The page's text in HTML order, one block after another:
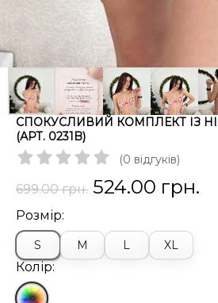
СПОКУСЛИВИЙ КОМПЛЕКТ ІЗ
(АРТ. 0231B)
(0 відгуків)
699.00 грн. 524.00 грн.
Розмір:
S M L XL
Колір: